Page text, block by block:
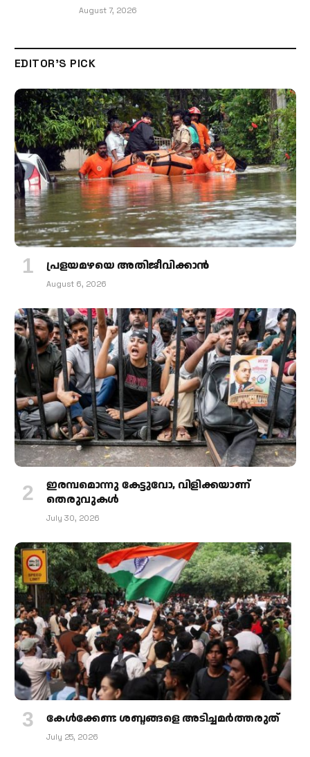
August 7, 2026
EDITOR'S PICK
പ്രളയമഴയെ അതിജീവിക്കാന്‍
August 6, 2026
ഇരമ്പമൊന്നു കേട്ടുവോ, വിളിക്കയാണ്
തെരുവുകള്‍
July 30, 2026
കേള്‍ക്കേണ്ട ശബ്ദങ്ങളെ അടിച്ചമര്‍ത്തരുത്
July 25, 2026